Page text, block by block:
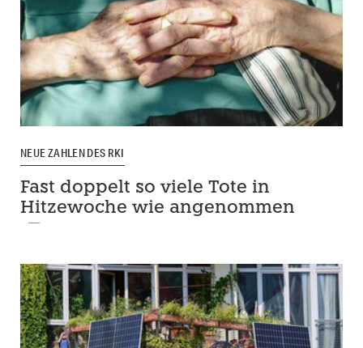
NEUE ZAHLEN DES RKI
Fast doppelt so viele Tote in
Hitzewoche wie angenommen